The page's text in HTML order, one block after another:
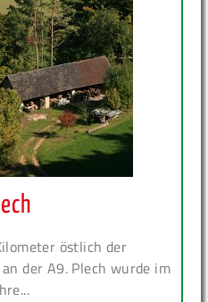
östlich der
der A9. Plech wurde im